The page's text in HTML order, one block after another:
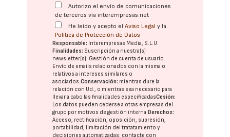
Autorizo el envío de comunicaciones
de terceros vía interempresas.net
He leído y acepto elAviso Legal y la
Política de Protección de Datos
Responsable: Interempresas Media, S.L.U.
Finalidades: Suscripción a nuestra(s)
newsletter(s). Gestión de cuenta de usuario.
Envío de emails relacionados con la misma o
relativos a intereses similares o
asociados.Conservación: mientras dure la
relación con Ud., o mientras sea necesario para
llevar a cabo las finalidades especificadasCesión:
Los datos pueden cederse a otras empresas del
grupo por motivos de gestión interna. Derechos:
Acceso, rectificación, oposición, supresión,
portabilidad, limitación del tratatamiento y
decisiones automatizadas: contacte con